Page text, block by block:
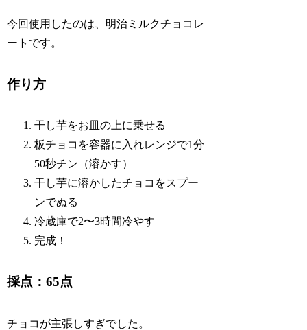
今回使用したのは、明治ミルクチョコレ
ートです。
作り方
干し芋をお皿の上に乗せる
板チョコを容器に入れレンジで1分
50秒チン（溶かす）
干し芋に溶かしたチョコをスプー
ンでぬる
冷蔵庫で2〜3時間冷やす
完成！
採点：65点
チョコが主張しすぎでした。